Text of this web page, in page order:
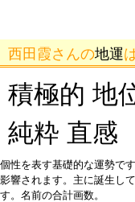
西田霞さんの地運
積極的 地
純粋 直感
個性を表す基礎的な運勢で
影響されます。主に誕生し
す。名前の合計画数。